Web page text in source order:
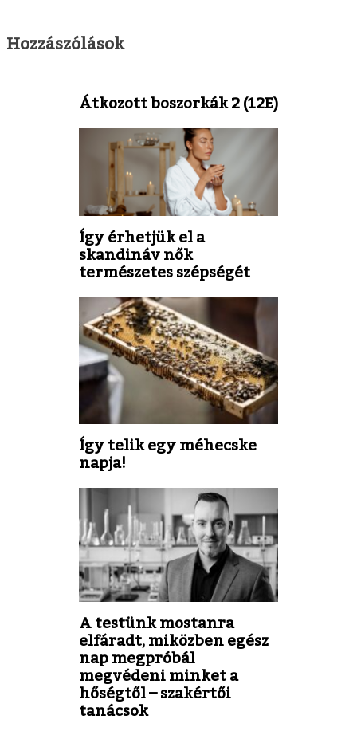
Hozzászólások
Átkozott boszorkák 2 (12E)
Így érhetjük el a
skandináv nők
természetes szépségét
Így telik egy méhecske
napja!
A testünk mostanra
elfáradt, miközben egész
nap megpróbál
megvédeni minket a
hőségtől – szakértői
tanácsok